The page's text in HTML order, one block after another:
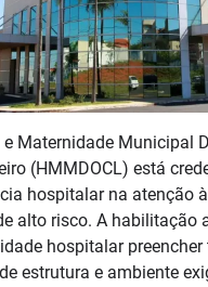
e Maternidade Municipal
(HMMDOCL) está
hospitalar na atenção
alto risco. A habilitação
hospitalar preencher
estrutura e ambiente